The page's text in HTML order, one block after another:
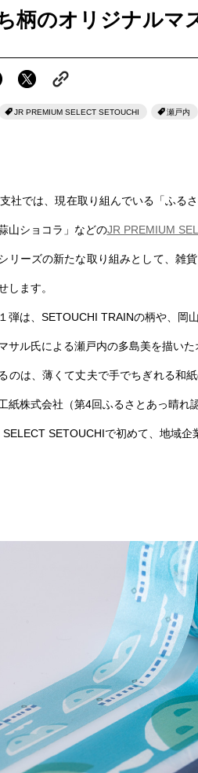
柄のオリジナルマ
JR PREMIUM SELECT SETOUCHI 瀬戸内
社では、現在取り組んでいる「ふる
山ショコラ」などのJR PREMIUM
リーズの新たな取り組みとして、雑
します。
弾は、SETOUCHI TRAINの柄や、岡
サル氏による瀬戸内の多島美を描いた
のは、薄くて丈夫で手でちぎれる和
紙株式会社（第4回ふるさとあっ晴れ
SETOUCHIで初めて、地域企